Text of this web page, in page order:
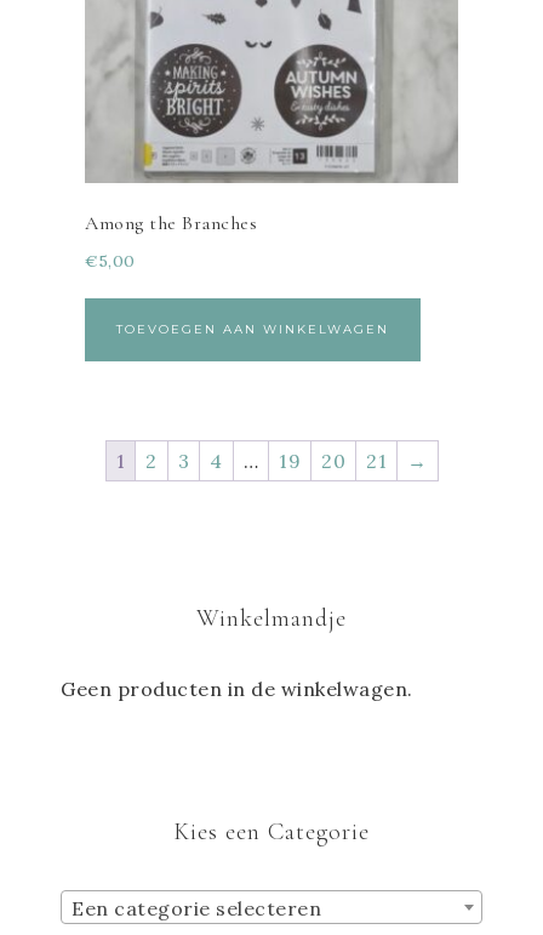
Among the Branches
€5,00
TOEVOEGEN AAN WINKELWAGEN
1 2 3 4 … 19 20 21 →
Winkelmandje
Geen producten in de winkelwagen.
Kies een Categorie
Een categorie selecteren